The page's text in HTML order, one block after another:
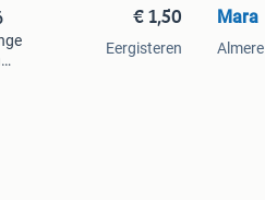
€ 1,50
Eergisteren
Mara
Almere